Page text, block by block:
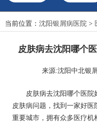
当前位置： 沈阳银屑病医院 >
皮肤病去沈阳哪个
来源:沈阳中北银
皮肤病去沈阳哪个医院
皮肤病问题，找到一家好
重要城市，拥有众多医疗机